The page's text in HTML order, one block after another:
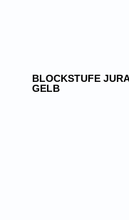
BLOCKSTUFE JURA
GELB